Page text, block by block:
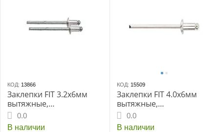
КОД: 13866
Заклепки FIT 3.2х6мм
вытяжные,
алюминиевые 50шт
0.0
В наличии
КОД: 15509
Заклепки FIT 4.0х6мм
вытяжные,
алюминиевые 50шт.
(MU) (23736i)
0.0
В наличии